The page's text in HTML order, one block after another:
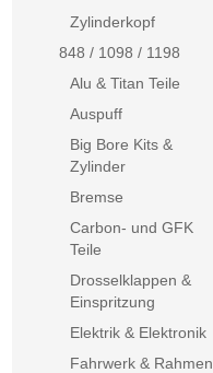
Zylinderkopf
848 / 1098 / 1198
Alu & Titan Teile
Auspuff
Big Bore Kits &
Zylinder
Bremse
Carbon- und GFK
Teile
Drosselklappen &
Einspritzung
Elektrik & Elektronik
Fahrwerk & Rahmen